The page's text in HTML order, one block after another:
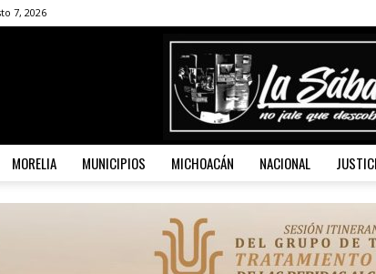
7, 2026
MORELIA MUNICIPIOS MICHOACÁN NACIONAL